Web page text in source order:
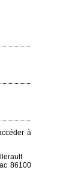
à
86100